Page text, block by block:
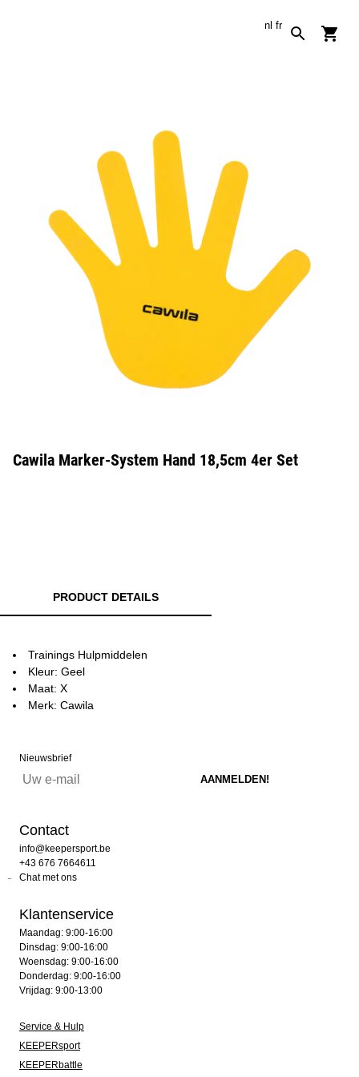
nl fr
Cawila Marker-System Hand 18,5cm 4er Set
PRODUCT DETAILS
Trainings Hulpmiddelen
Kleur: Geel
Maat: X
Merk: Cawila
Nieuwsbrief
Contact
info@keepersport.be
+43 676 7664611
Chat met ons
Klantenservice
Maandag: 9:00-16:00
Dinsdag: 9:00-16:00
Woensdag: 9:00-16:00
Donderdag: 9:00-16:00
Vrijdag: 9:00-13:00
Service & Hulp
KEEPERsport
KEEPERbattle